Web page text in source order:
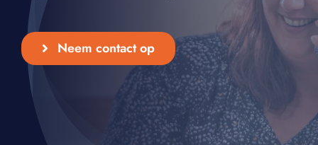
Neem contact op